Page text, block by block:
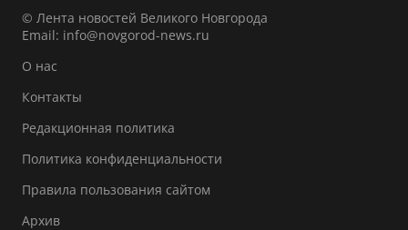
© Лента новостей Великого Новгорода
Email: info@novgorod-news.ru
О нас
Контакты
Редакционная политика
Политика конфиденциальности
Правила пользования сайтом
Архив